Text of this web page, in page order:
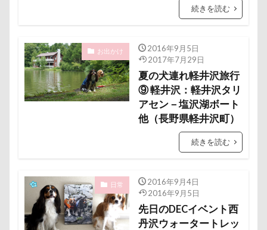
続きを読む
お出かけ
2016年9月5日
2017年7月29日
夏の犬連れ軽井沢旅行
⑨ 軽井沢：軽井沢タリ
アセン－塩沢湖ボート
他（長野県軽井沢町）
続きを読む
日常
2016年9月4日
2016年9月5日
先日のDECイベント西
丹沢ウォータートレッ
ルークくん
ルビーちゃん
ルビーくん
ルビー
ルナちゃん ルナくん
ルイちゃん
レオくん
ルイくん リーフくん
リード
リース
リリィーちゃん
リラちゃん
リディちゃん
リックくん
ワガママ
ロールクッション
ロープウェイ
ロープ
ローズガーデン
ローアングル撮影
ロンくん
ロッテちゃん
レオンくん